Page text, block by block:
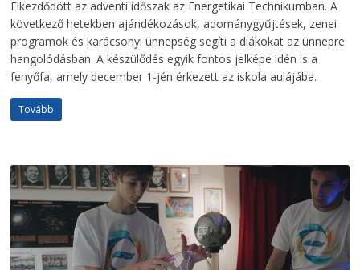
Elkezdődött az adventi időszak az Energetikai Technikumban. A
következő hetekben ajándékozások, adománygyűjtések, zenei
programok és karácsonyi ünnepség segíti a diákokat az ünnepre
hangolódásban. A készülődés egyik fontos jelképe idén is a
fenyőfa, amely december 1-jén érkezett az iskola aulájába.
Tovább